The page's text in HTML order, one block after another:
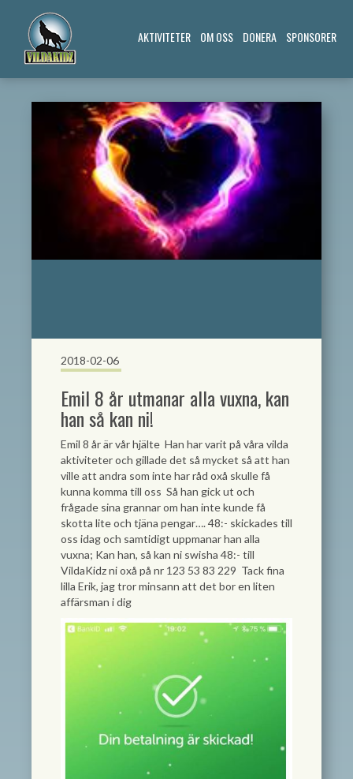
AKTIVITETER OM OSS DONERA SPONSORER
2018-02-06
Emil 8 år utmanar alla vuxna, kan
han så kan ni!
Emil 8 år är vår hjälte Han har varit på våra vilda
aktiviteter och gillade det så mycket så att han
ville att andra som inte har råd oxå skulle få
kunna komma till oss Så han gick ut och
frågade sina grannar om han inte kunde få
skotta lite och tjäna pengar…. 48:- skickades till
oss idag och samtidigt uppmanar han alla
vuxna; Kan han, så kan ni swisha 48:- till
VildaKidz ni oxå på nr 123 53 83 229 Tack fina
lilla Erik, jag tror minsann att det bor en liten
affärsman i dig